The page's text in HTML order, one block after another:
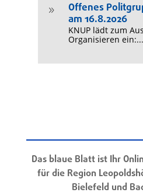
9
Offenes
am 16.8.2026
KNUP lädt zum
Organisieren ein:...
Das blaue Blatt ist Ihr
für die Region
Bielefeld und